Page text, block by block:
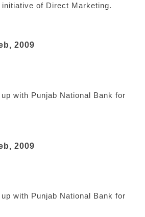
of Direct Marketing.
2009
with Punjab National Bank for
2009
with Punjab National Bank for